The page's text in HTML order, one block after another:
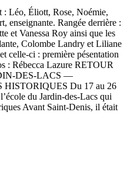
: Léo, Éliott, Rose, Noémie,
enseignante. Rangée derrière :
et Vanessa Roy ainsi que les
Colombe Landry et Liliane
celle-ci : première pésentation
: Rébecca Lazure RETOUR
DES-LACS —
HISTORIQUES Du 17 au 26
du Jardin-des-Lacs qui
Avant Saint-Denis, il était